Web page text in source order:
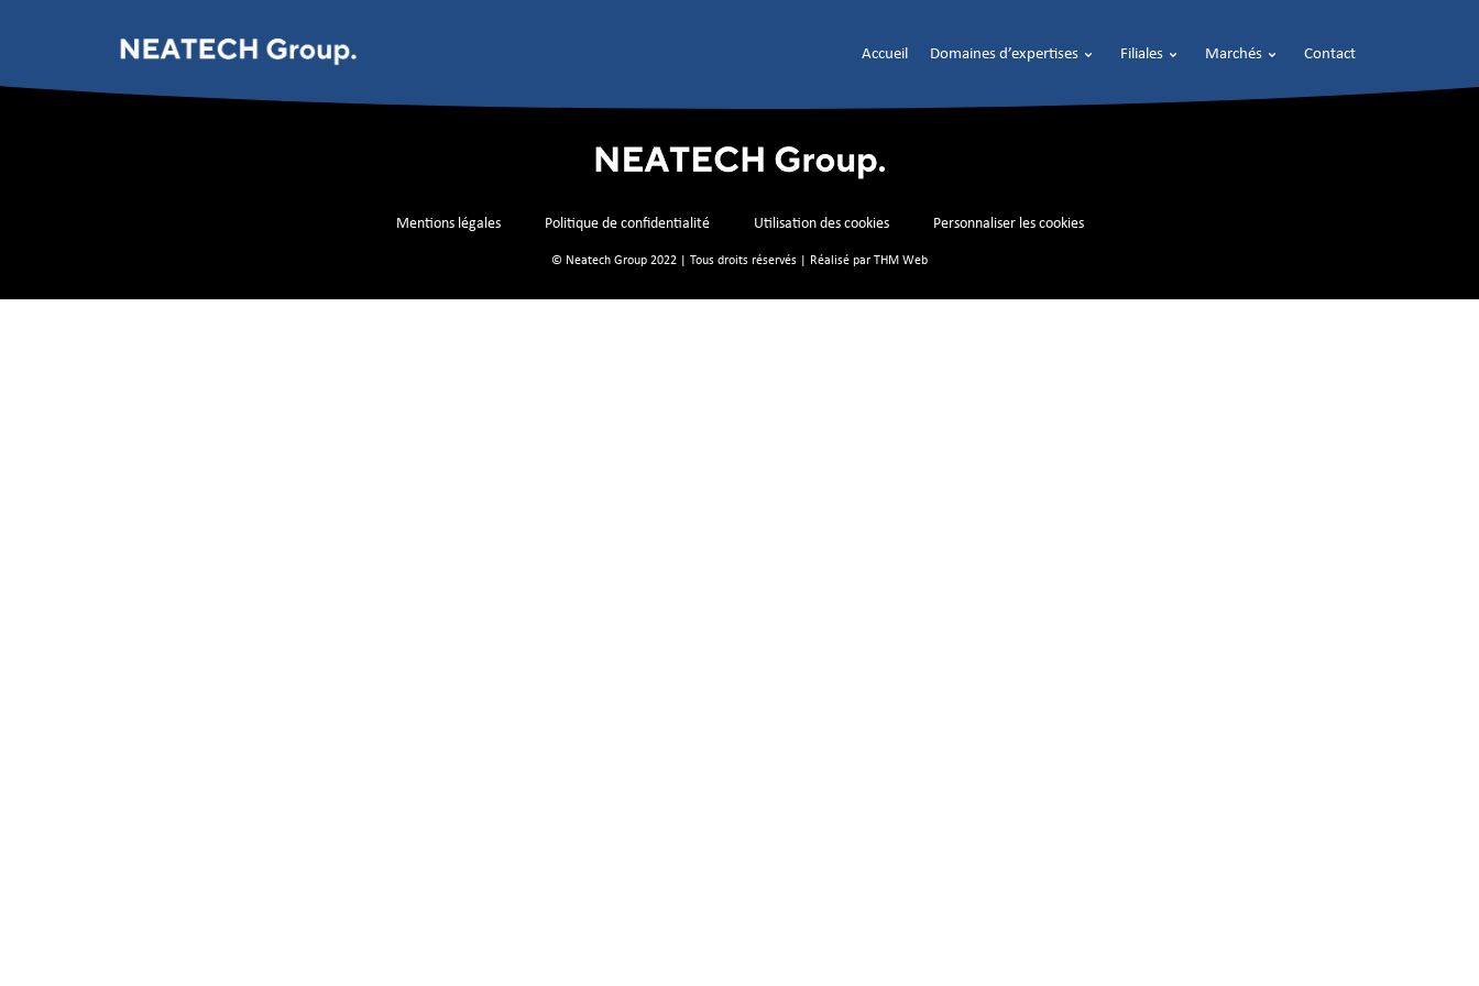
Accueil Domaines d’expertises Filiales Marchés Contact
TKD
Mentions légales Politique de confidentialité Utilisation des cookies Personnaliser les cookies
© Neatech Group 2022 | Tous droits réservés | Réalisé par THM Web